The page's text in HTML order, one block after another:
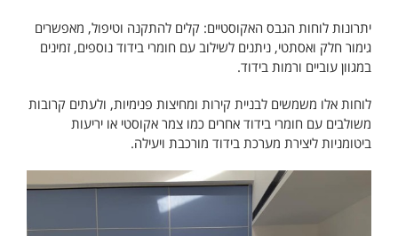
יתרונות לוחות הגבס האקוסטיים: קלים להתקנה וטיפול, מאפשרים
גימור חלק ואסתטי, ניתנים לשילוב עם חומרי בידוד נוספים, זמינים
במגוון עוביים ורמות בידוד.
לוחות אלו משמשים לבניית קירות ומחיצות פנימיות, ולעתים קרובות
משולבים עם חומרי בידוד אחרים כמו צמר אקוסטי או יריעות
ביטומניות ליצירת מערכת בידוד מורכבת ויעילה.